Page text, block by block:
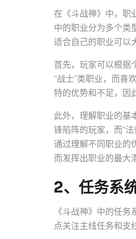
在《斗战神》中，职
中的职业分为多个类
适合自己的职业可以
首先，玩家可以根据
“战士”类职业，而喜
特的优势和不足，因
此外，理解职业的基
锋陷阵的玩家，而“
通过理解不同职业的
而发挥出职业的最大
2、任务系
《斗战神》中的任
点关注主线任务和支